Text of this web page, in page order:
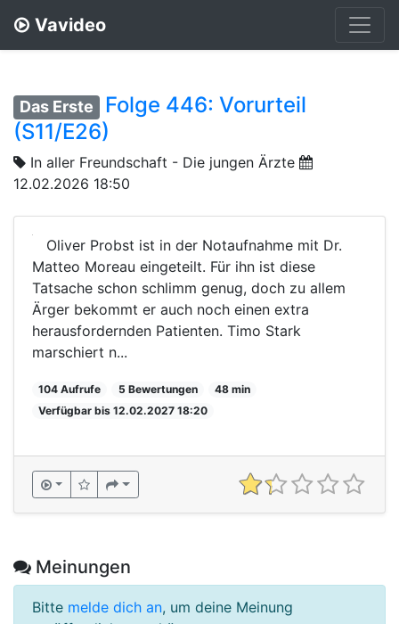
Vavideo
Das Erste
Folge 446: Vorurteil
(S11/E26)
In aller Freundschaft - Die jungen Ärzte
12.02.2026 18:50
Oliver Probst ist in der Notaufnahme mit Dr.
Matteo Moreau eingeteilt. Für ihn ist diese
Tatsache schon schlimm genug, doch zu allem
Ärger bekommt er auch noch einen extra
herausfordernden Patienten. Timo Stark
marschiert n...
104 Aufrufe 5 Bewertungen
48 min
Verfügbar bis 12.02.2027 18:20
Meinungen
Bitte melde dich an, um deine Meinung